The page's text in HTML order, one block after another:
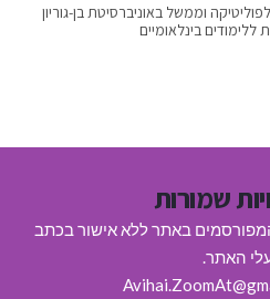
וממשל באוניברסיטת בן-גוריון
בינלאומיים
שמורות
באתר ללא אישור בכתב
האתר.